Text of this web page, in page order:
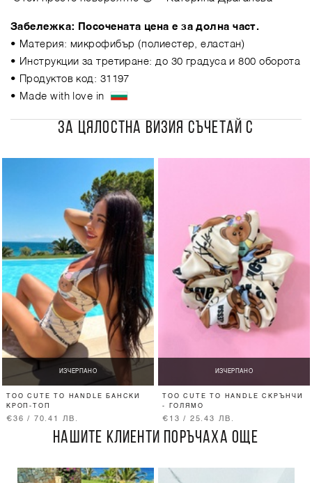
Забележка: Посочената цена е за долна част.
• Материя: микрофибър (полиестер, еластaн)
• Инструкции за третиране: до 30 градуса и 800 оборота
• Продуктов код: 31197
• Made with love in
ЗА ЦЯЛОСТНА ВИЗИЯ СЪЧЕТАЙ С
ИЗЧЕРПАНО
TOO CUTE TO HANDLE БАНСКИ
КРОП-ТОП
€36 / 70.41 ЛВ.
ИЗЧЕРПАНО
TOO CUTE TO HANDLE СКРЪНЧИ
- ГОЛЯМО
€13 / 25.43 ЛВ.
НАШИТЕ КЛИЕНТИ ПОРЪЧАХА ОЩЕ